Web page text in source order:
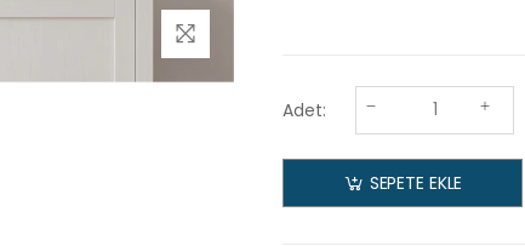
Adet:
SEPETE EKLE